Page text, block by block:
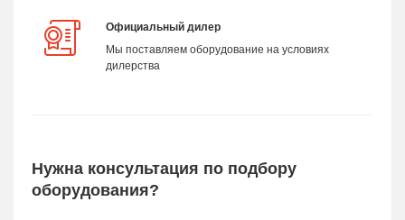
Официальный дилер
Мы поставляем оборудование на условиях
дилерства
Нужна консультация по подбору
оборудования?